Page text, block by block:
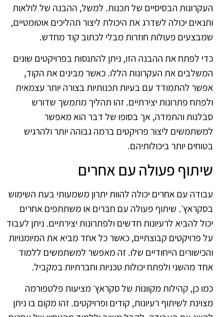
העקרונות הבסיסיים של תכנות. למשל, ההבנה של לולאות
ותנאים יכולה לשדרג את היכולת ליצור תהליכים אוטומטיים,
שמבצעים פעולות חוזרות מבלי לכתוב קוד מחדש.
כדי לפתח את ההבנה הזו, ניתן להתנסות בפרויקטים שונים
המשלבים את העקרונות הללו. כאשר מבינים את הקוד,
אפשר להתמודד עם בעיות תכנותיות בצורה יותר עצמאית
ולפתח פתרונות יצירתיים. זהו תהליך מתמשך שדורש
סבלנות והתמדה, אך בסופו של דבר הוא מאפשר
למשתמשים ליצור פרויקטים ברמה גבוהה יותר ולהרגיש
בטוחים יותר ביכולותיהם.
שיתוף פעולה עם אחרים
עבודה עם אחרים יכולה להוות יתרון משמעותי בעת השימוש
בסקראץ׳. שיתוף פעולה עם חברים או משתתפים אחרים
יכול להביא לרעיונות חדשים ולפתרונות יצירתיים. ניתן לעבוד
על פרויקטים קבוצתיים, כאשר כל אחד מביא את המיומנויות
והכישורים הייחודיים שלו. זה מאפשר למשתמשים ללמוד
אחד מהשני ולפתח יכולות טכניות וחברתיות במקביל.
כמו כן, קהילות מקוונות של סקראץ׳ מציעות פלטפורמה
מצוינת לשיתוף רעיונות, קודים ופרויקטים. זהו מקום בו ניתן